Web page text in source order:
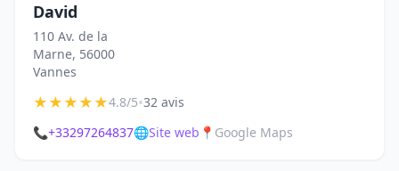
David
110 Av. de la
Marne, 56000
Vannes
★★★★★4.8/5•32 avis
📞+33297264837🌐Site web 📍 Google Maps